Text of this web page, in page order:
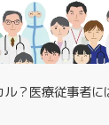
？医療従事者